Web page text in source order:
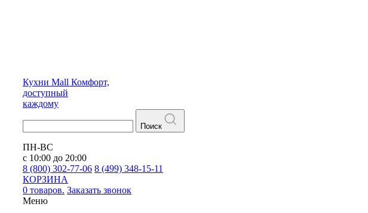
Кухни Mall Комфорт,
доступный
каждому
Поиск
ПН-ВС
с 10:00 до 20:00
8 (800) 302-77-06 8 (499) 348-15-11
КОРЗИНА
0 товаров. Заказать звонок
Меню